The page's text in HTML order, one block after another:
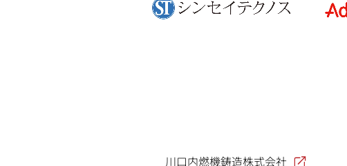
川口内燃機鋳造株式会社